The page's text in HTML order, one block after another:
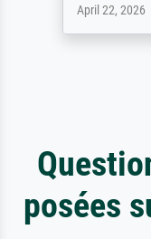
April 22, 2026
posées